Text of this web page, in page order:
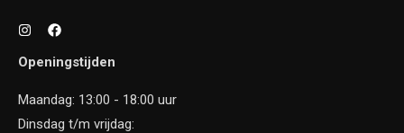
Openingstijden
Maandag: 13:00 - 18:00 uur
Dinsdag t/m vrijdag: